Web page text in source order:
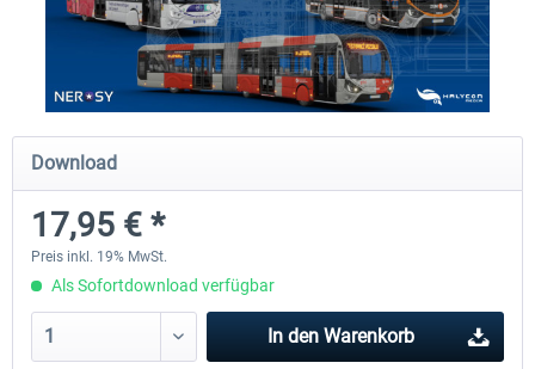
OMSI 2 Add-on Thüringer Wald OMSI 2 Add-on Citybus o530
Download
17,95 € *
Preis inkl. 19% MwSt.
Als Sofortdownload verfügbar
In den Warenkorb